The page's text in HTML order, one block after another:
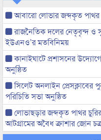
আবারো লোভার জব্দকৃত পাথর
রাজনৈতিক দলের নেতৃবৃন্দ ও
ইউএনও’র মতবিনিময়
কানাইঘাটে প্রশাসনের
অনুষ্ঠিত
সিলেট অনলাইন
পরিচিতি সভা অনুষ্ঠিত
লোভাছড়ার জব্দকৃত পাথর
আটগ্রামের অবৈধ ক্রাশার জোন